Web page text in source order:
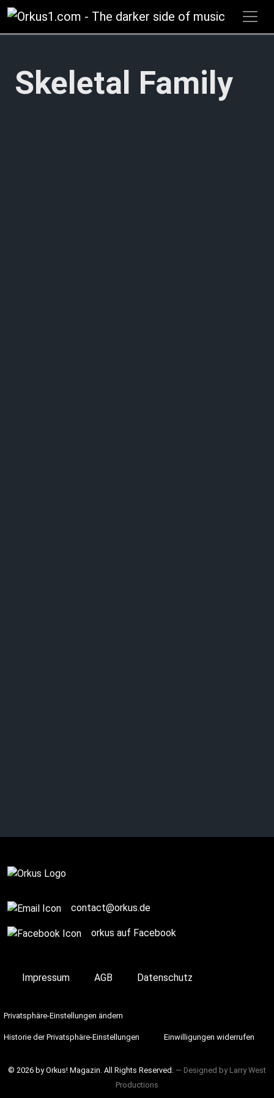
Zum
Inhalt
springen
Skeletal Family
together.”
contact@orkus.de
orkus auf Facebook
Impressum AGB Datenschutz
Privatsphäre-Einstellungen ändern
Historie der Privatsphäre-Einstellungen Einwilligungen widerrufen
© 2026 by Orkus! Magazin. All Rights Reserved. ― Designed by Larry West
Productions